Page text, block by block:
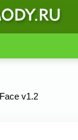
v1.2